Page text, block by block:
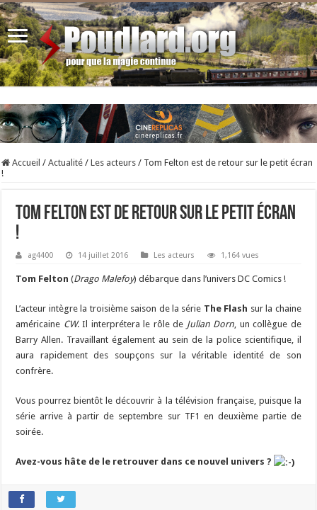
Accueil / Actualité / Les acteurs / Tom Felton est de retour sur le petit écran
!
Tom Felton est de retour sur le petit écran
!
ag4400 14 juillet 2016 Les acteurs 1,164 vues
Tom Felton (Drago Malefoy) débarque dans l’univers DC Comics !
L’acteur intègre la troisième saison de la série The Flash sur la chaine
américaine CW. Il interprétera le rôle de Julian Dorn, un collègue de
Barry Allen. Travaillant également au sein de la police scientifique, il
aura rapidement des soupçons sur la véritable identité de son
confrère.
Vous pourrez bientôt le découvrir à la télévision française, puisque la
série arrive à partir de septembre sur TF1 en deuxième partie de
soirée.
Avez-vous hâte de le retrouver dans ce nouvel univers ?